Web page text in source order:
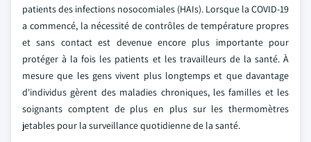
patients des infections nosocomiales (HAIs). Lorsque la COVID-19
a commencé, la nécessité de contrôles de température propres
et sans contact est devenue encore plus importante pour
protéger à la fois les patients et les travailleurs de la santé. À
mesure que les gens vivent plus longtemps et que davantage
d'individus gèrent des maladies chroniques, les familles et les
soignants comptent de plus en plus sur les thermomètres
jetables pour la surveillance quotidienne de la santé.